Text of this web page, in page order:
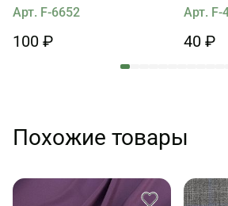
Арт. F-6652
100 ₽
Арт. F-
40 ₽
Похожие товары